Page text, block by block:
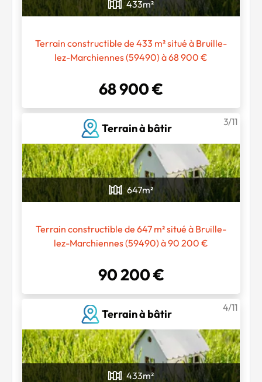
433m²
Terrain constructible de 433 m² situé à Bruille-
lez-Marchiennes (59490) à 68 900 €
68 900 €
Terrain à bâtir
3/11
647m²
Terrain constructible de 647 m² situé à Bruille-
lez-Marchiennes (59490) à 90 200 €
90 200 €
Terrain à bâtir
4/11
433m²